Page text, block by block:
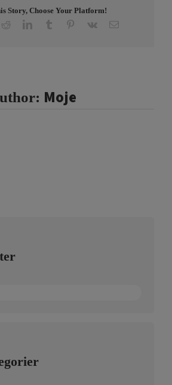
Story, Choose Your Platform!
RedditLinkedInTumblr Pinterest
Vk Email
Moje